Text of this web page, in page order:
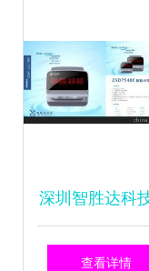
深圳智胜达科
能环保领域的
查看详情